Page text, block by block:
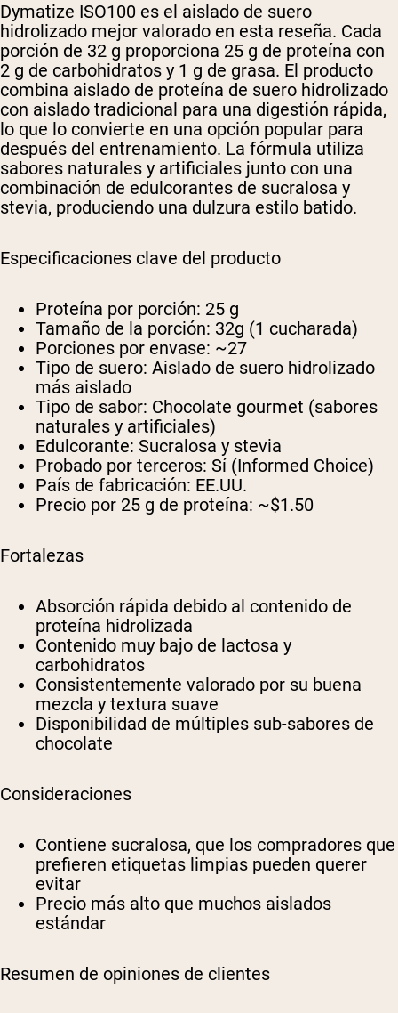
Dymatize ISO100 es el aislado de suero
hidrolizado mejor valorado en esta reseña. Cada
porción de 32 g proporciona 25 g de proteína con
2 g de carbohidratos y 1 g de grasa. El producto
combina aislado de proteína de suero hidrolizado
con aislado tradicional para una digestión rápida,
lo que lo convierte en una opción popular para
después del entrenamiento. La fórmula utiliza
sabores naturales y artificiales junto con una
combinación de edulcorantes de sucralosa y
stevia, produciendo una dulzura estilo batido.
Especificaciones clave del producto
Proteína por porción: 25 g
Tamaño de la porción: 32g (1 cucharada)
Porciones por envase: ~27
Tipo de suero: Aislado de suero hidrolizado
más aislado
Tipo de sabor: Chocolate gourmet (sabores
naturales y artificiales)
Edulcorante: Sucralosa y stevia
Probado por terceros: Sí (Informed Choice)
País de fabricación: EE.UU.
Precio por 25 g de proteína: ~$1.50
Fortalezas
Absorción rápida debido al contenido de
proteína hidrolizada
Contenido muy bajo de lactosa y
carbohidratos
Consistentemente valorado por su buena
mezcla y textura suave
Disponibilidad de múltiples sub-sabores de
chocolate
Consideraciones
Contiene sucralosa, que los compradores que
prefieren etiquetas limpias pueden querer
evitar
Precio más alto que muchos aislados
estándar
Resumen de opiniones de clientes